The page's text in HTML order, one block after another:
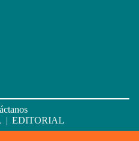
| EDITORIAL